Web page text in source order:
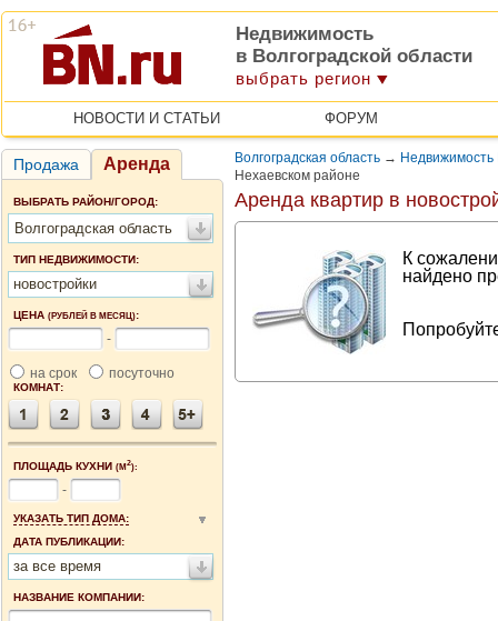
Недвижимость
в Волгоградской области
выбрать регион
НОВОСТИ И СТАТЬИ ФОРУМ
Продажа Аренда
ВЫБРАТЬ РАЙОН/ГОРОД:
Волгоградская область
ТИП НЕДВИЖИМОСТИ:
новостройки
ЦЕНА (РУБЛЕЙ В МЕСЯЦ):
-
на срок посуточно
КОМНАТ:
ПЛОЩАДЬ КУХНИ (М2):
-
УКАЗАТЬ ТИП ДОМА:
ДАТА ПУБЛИКАЦИИ:
за все время
НАЗВАНИЕ КОМПАНИИ:
Волгоградская область → Недвижимость
Нехаевском районе
Аренда квартир в
К
найдено